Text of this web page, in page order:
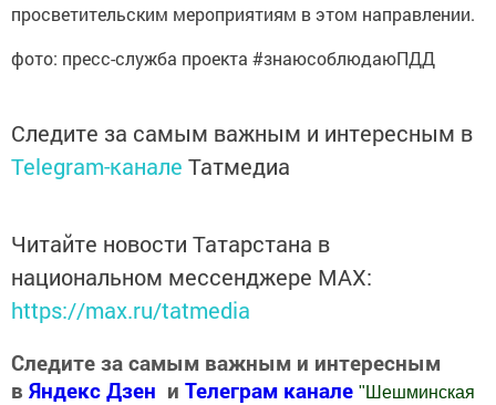
просветительским мероприятиям в этом направлении.
фото: пресс-служба проекта #знаюсоблюдаюПДД
Следите за самым важным и интересным в
Telegram-канале Татмедиа
Читайте новости Татарстана в
национальном мессенджере MАХ:
https://max.ru/tatmedia
Следите за самым важным и интересным
в Яндекс Дзен и Телеграм канале " Шешминская